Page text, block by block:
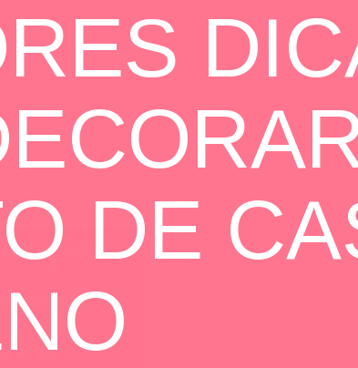
DE